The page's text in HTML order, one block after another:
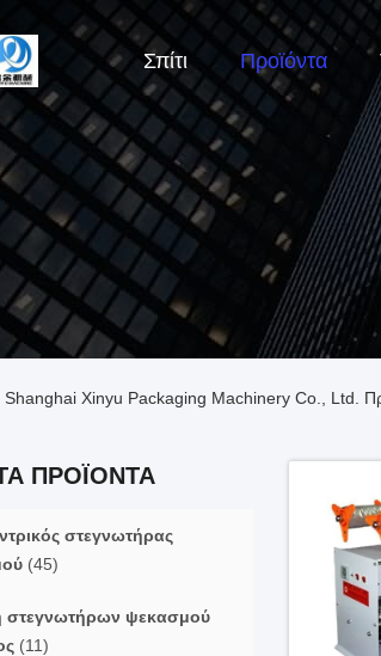
Σπίτι Προϊόντα
Shanghai Xinyu Packaging Machinery Co., Ltd.
ΠΡΟΪΌΝΤΑ
στεγνωτήρας
(45)
στεγνωτήρων ψεκασμού
(11)